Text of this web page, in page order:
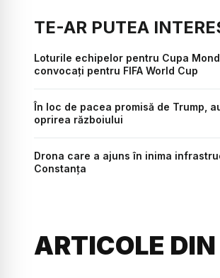
TE-AR PUTEA
Loturile echipelor pentru Cupa
convocați pentru FIFA World Cup
În loc de pacea promisă de Trump,
oprirea războiului
Drona care a ajuns în inima
Constanța
ARTICOLE